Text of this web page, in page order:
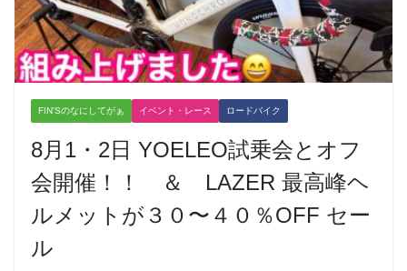
FIN'Sのなにしてがぁ イベント・レース ロードバイク
8月1・2日 YOELEO試乗会とオフ
会開催！！ ＆ LAZER 最高峰ヘ
ルメットが３０〜４０％OFF セー
ル